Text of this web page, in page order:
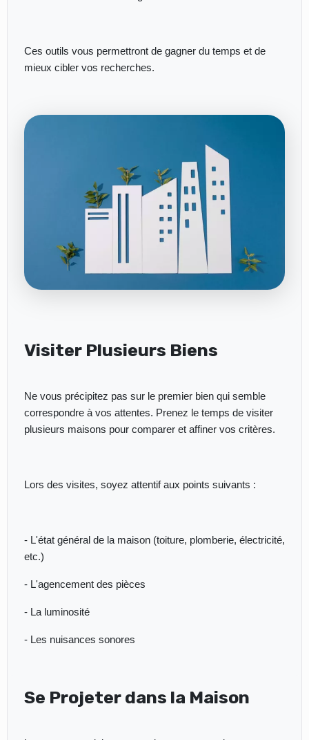
Ces outils vous permettront de gagner du temps et de
mieux cibler vos recherches.
Visiter Plusieurs Biens
Ne vous précipitez pas sur le premier bien qui semble
correspondre à vos attentes. Prenez le temps de visiter
plusieurs maisons pour comparer et affiner vos critères.
Lors des visites, soyez attentif aux points suivants :
- L'état général de la maison (toiture, plomberie, électricité,
etc.)
- L'agencement des pièces
- La luminosité
- Les nuisances sonores
Se Projeter dans la Maison